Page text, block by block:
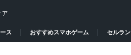
ア
ス おすすめスマホゲーム セルラン